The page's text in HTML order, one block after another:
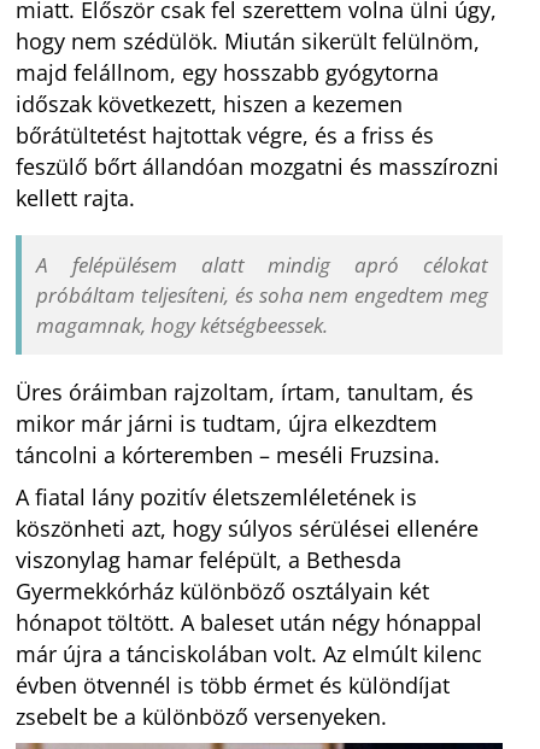
miatt. Először csak fel szerettem volna ülni úgy,
hogy nem szédülök. Miután sikerült felülnöm,
majd felállnom, egy hosszabb gyógytorna
időszak következett, hiszen a kezemen
bőrátültetést hajtottak végre, és a friss és
feszülő bőrt állandóan mozgatni és masszírozni
kellett rajta.
A felépülésem alatt mindig apró célokat
próbáltam teljesíteni, és soha nem engedtem meg
magamnak, hogy kétségbeessek.
Üres óráimban rajzoltam, írtam, tanultam, és
mikor már járni is tudtam, újra elkezdtem
táncolni a kórteremben – meséli Fruzsina.
A fiatal lány pozitív életszemléletének is
köszönheti azt, hogy súlyos sérülései ellenére
viszonylag hamar felépült, a Bethesda
Gyermekkórház különböző osztályain két
hónapot töltött. A baleset után négy hónappal
már újra a tánciskolában volt. Az elmúlt kilenc
évben ötvennél is több érmet és különdíjat
zsebelt be a különböző versenyeken.